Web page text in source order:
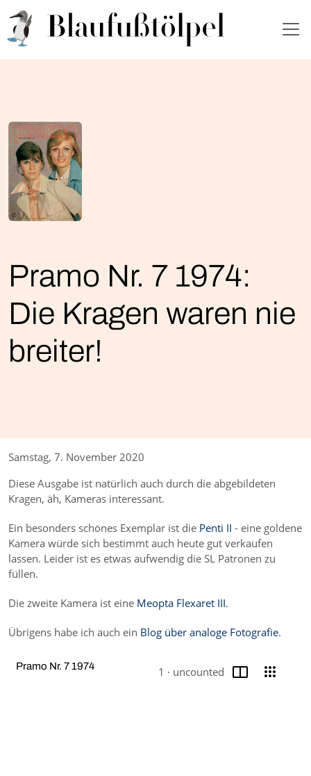
Pramo Nr. 7 1974:
Die Kragen waren nie
breiter!
Samstag, 7. November 2020
Diese Ausgabe ist natürlich auch durch die abgebildeten
Kragen, äh, Kameras interessant.
Ein besonders schönes Exemplar ist die Penti II - eine goldene
Kamera würde sich bestimmt auch heute gut verkaufen
lassen. Leider ist es etwas aufwendig die SL Patronen zu
füllen.
Die zweite Kamera ist eine Meopta Flexaret III.
Übrigens habe ich auch ein Blog über analoge Fotografie.
Pramo Nr. 7 1974 Seite
Aktuelle Seite
1 · uncounted
/ Seitenauswahl